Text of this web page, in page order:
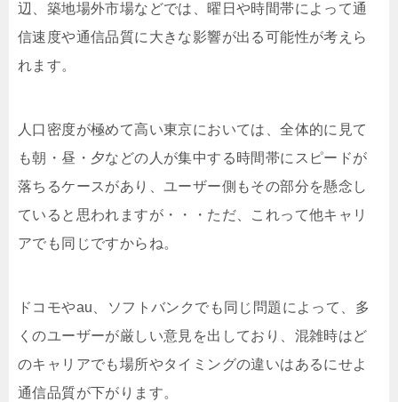
辺、築地場外市場などでは、曜日や時間帯によって通
信速度や通信品質に大きな影響が出る可能性が考えら
れます。
人口密度が極めて高い東京においては、全体的に見て
も朝・昼・夕などの人が集中する時間帯にスピードが
落ちるケースがあり、ユーザー側もその部分を懸念し
ていると思われますが・・・ただ、これって他キャリ
アでも同じですからね。
ドコモやau、ソフトバンクでも同じ問題によって、多
くのユーザーが厳しい意見を出しており、混雑時はど
のキャリアでも場所やタイミングの違いはあるにせよ
通信品質が下がります。